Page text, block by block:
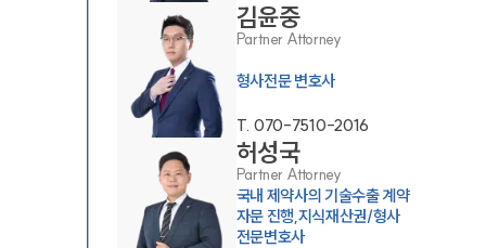
그룹소개
김윤중
Partner Attorney
형사전문 변호사
T. 070-7510-2016
허성국
Partner Attorney
국내 제약사의 기술수출 계약
자문 진행,지식재산권/형사
전문변호사